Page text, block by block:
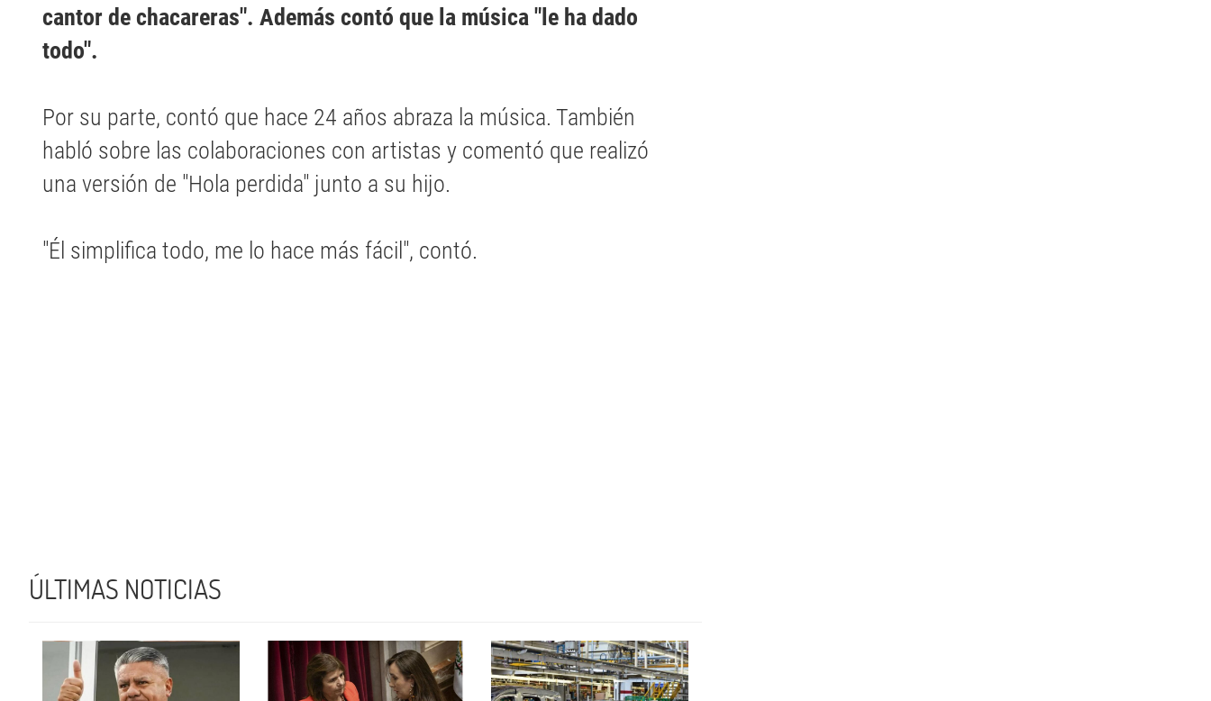
cantor de chacareras". Además contó que la música "le ha dado
todo".
Por su parte, contó que hace 24 años abraza la música. También
habló sobre las colaboraciones con artistas y comentó que realizó
una versión de "Hola perdida" junto a su hijo.
"Él simplifica todo, me lo hace más fácil", contó.
ÚLTIMAS NOTICIAS